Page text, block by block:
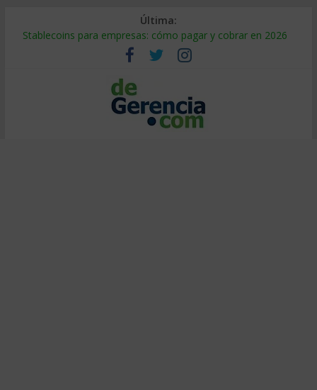
Última:
Stablecoins para empresas: cómo pagar y cobrar en 2026
Despido silencioso: qué es y por qué sale tan caro
IA en selección de personal: cómo auditarla a tiempo
Trabajo forzoso en la cadena de suministro: qué hacer
Mercado hispano de EE. UU.: cómo segmentarlo y venderle